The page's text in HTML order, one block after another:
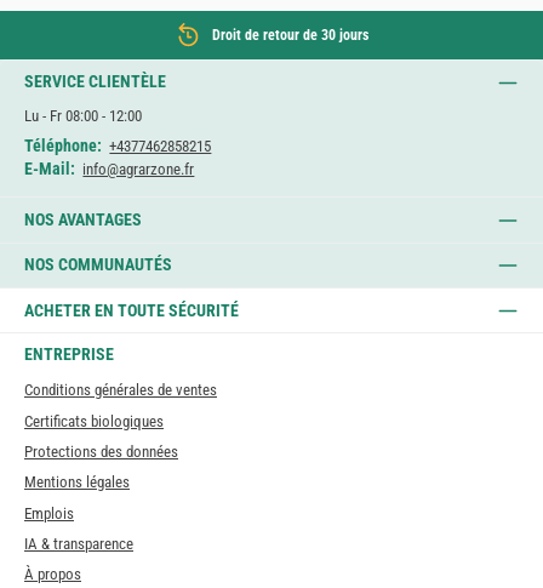
Droit de retour de 30 jours
SERVICE CLIENTÈLE
Lu - Fr 08:00 - 12:00
Téléphone: +4377462858215
E-Mail: info@agrarzone.fr
NOS AVANTAGES
NOS COMMUNAUTÉS
ACHETER EN TOUTE SÉCURITÉ
ENTREPRISE
Conditions générales de ventes
Certificats biologiques
Protections des données
Mentions légales
Emplois
IA & transparence
À propos